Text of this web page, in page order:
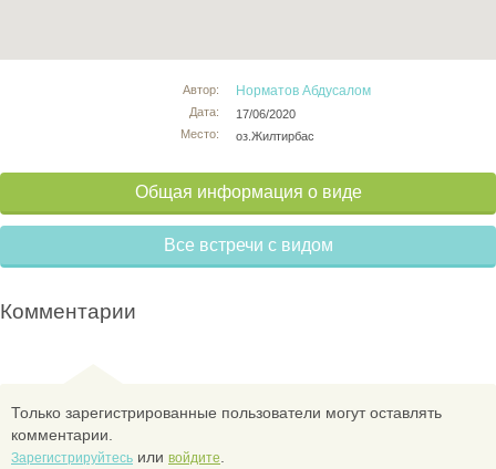
Автор:
Дата:
Место:
Норматов Абдусалом
17/06/2020
оз.Жилтирбас
Общая информация о виде
Все встречи с видом
Комментарии
Только зарегистрированные пользователи могут оставлять
комментарии.
Зарегистрируйтесь или войдите